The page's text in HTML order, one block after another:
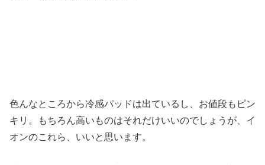
色んなところから冷感パッドは出ているし、お値段もピン
キリ。もちろん高いものはそれだけいいのでしょうが、イ
オンのこれら、いいと思います。